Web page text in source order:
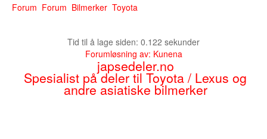
Forum Forum Bilmerker Toyota
Tid til å lage siden: 0.122 sekunder
Forumløsning av: Kunena
japsedeler.no
Spesialist på deler til Toyota / Lexus og
andre asiatiske bilmerker